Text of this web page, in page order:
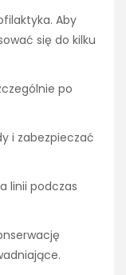
Aby
się do kilku
po
i zabezpieczać
linii podczas